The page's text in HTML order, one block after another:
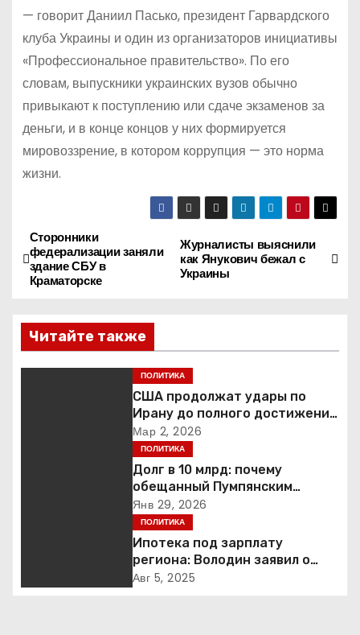
— говорит Даниил Пасько, президент Гарвардского
клуба Украины и один из организаторов инициативы
«Профессиональное правительство». По его
словам, выпускники украинских вузов обычно
привыкают к поступлению или сдаче экзаменов за
деньги, и в конце концов у них формируется
мировоззрение, в котором коррупция — это норма
жизни.
Н
а
и
о
Журналисты выяснили
как Янукович бежал с
Украины
Сторонники
федерализации заняли
здание СБУ в
Краматорске
Читайте также
ПОЛИТИКА
США продолжат удары по
Ирану до полного достижения
целей — Трамп
Мар 2, 2026
ПОЛИТИКА
Долг в 10 млрд: почему
обещанный Пумпянским
научный центр в
Екатеринбурге так и не
построен
Янв 29, 2026
ПОЛИТИКА
Ипотека под зарплату
региона: Володин заявил о
планах дифференцировать
Авг 5, 2025